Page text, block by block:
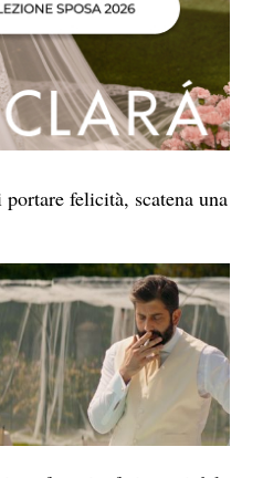
felicità, scatena una